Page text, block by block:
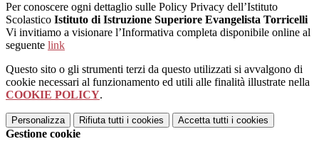
Per conoscere ogni dettaglio sulle Policy Privacy dell’Istituto
Scolastico Istituto di Istruzione Superiore Evangelista Torricelli
Vi invitiamo a visionare l’Informativa completa disponibile online al
seguente link
Questo sito o gli strumenti terzi da questo utilizzati si avvalgono di
cookie necessari al funzionamento ed utili alle finalità illustrate nella
COOKIE POLICY.
Personalizza Rifiuta tutti i cookies Accetta tutti i cookies
Gestione cookie